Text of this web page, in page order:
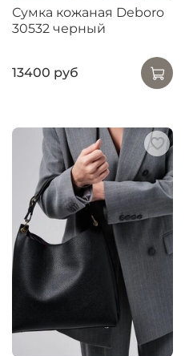
Сумка кожаная Deboro
30532 черный
13400 руб